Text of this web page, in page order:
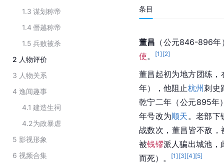
1.3 谋划称帝
1.4 僭越称帝
1.5 兵败被杀
2 人物评价
3 人物关系
4 逸闻趣事
4.1 建造生祠
4.2为政暴虐
5 影视形象
6 视频合集
条目
董昌 （公元846-896
使。 [1] [2]
董昌起初为地方团练，
年），他阻止杭州刺史
乾宁 二年（公元895年
年号改为顺天 。老部下
战数次，董昌皆不敌
被钱镠派人骗出城池，
而死）。
[1] [3][4][5]